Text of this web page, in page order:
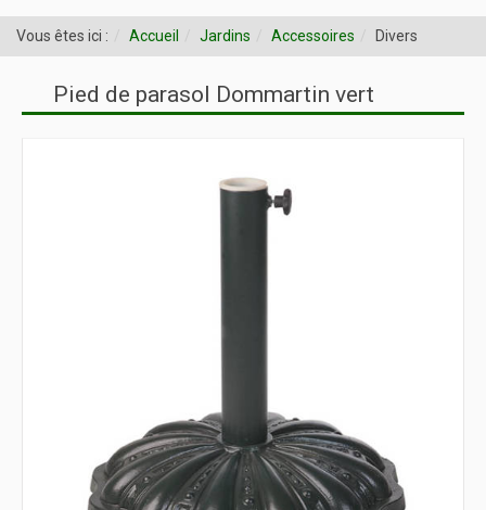
Vous êtes ici : Accueil Jardins Accessoires Divers
Pied de parasol Dommartin vert